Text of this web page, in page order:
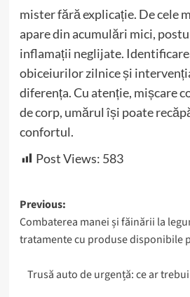
mister fără explicație. De cele
apare din acumulări mici,
inflamații neglijate.
obiceiurilor zilnice și
diferența. Cu atenție, mișcare
de corp, umărul își poate
confortul.
Post Views: 583
Post
navigation
Previous:
Combaterea manei și făinării la
tratamente cu produse disponibile
Trusă auto de urgență: ce ar